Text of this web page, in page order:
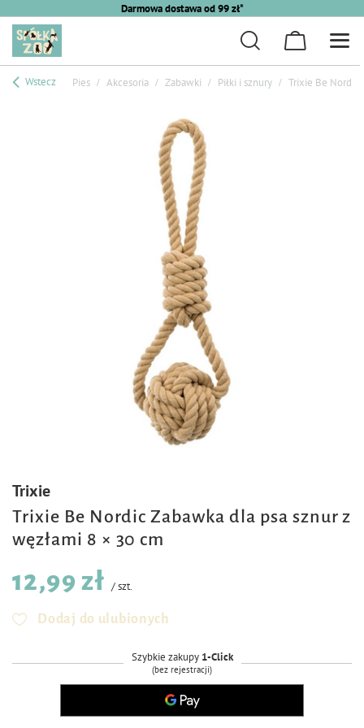
Darmowa dostawa od 99 zł*
Wstecz Pies Akcesoria Zabawki Piłki i sznury Trixie Be Nordic
Trixie
Trixie Be Nordic Zabawka dla psa sznur z
węzłami 8 × 30 cm
12,99 zł /szt.
Dodaj do ulubionych
Szybkie zakupy 1-Click
(bez rejestracji)